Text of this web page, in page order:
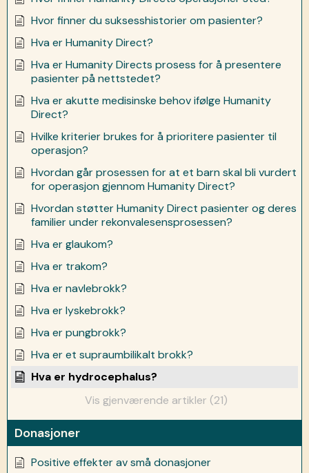
Hvor finner du suksesshistorier om pasienter?
Hva er Humanity Direct?
Hva er Humanity Directs prosess for å presentere
pasienter på nettstedet?
Hva er akutte medisinske behov ifølge Humanity
Direct?
Hvilke kriterier brukes for å prioritere pasienter til
operasjon?
Hvordan går prosessen for at et barn skal bli vurdert
for operasjon gjennom Humanity Direct?
Hvordan støtter Humanity Direct pasienter og deres
familier under rekonvalesensprosessen?
Hva er glaukom?
Hva er trakom?
Hva er navlebrokk?
Hva er lyskebrokk?
Hva er pungbrokk?
Hva er et supraumbilikalt brokk?
Hva er hydrocephalus?
Vis gjenværende artikler (21)
Donasjoner
Positive effekter av små donasjoner